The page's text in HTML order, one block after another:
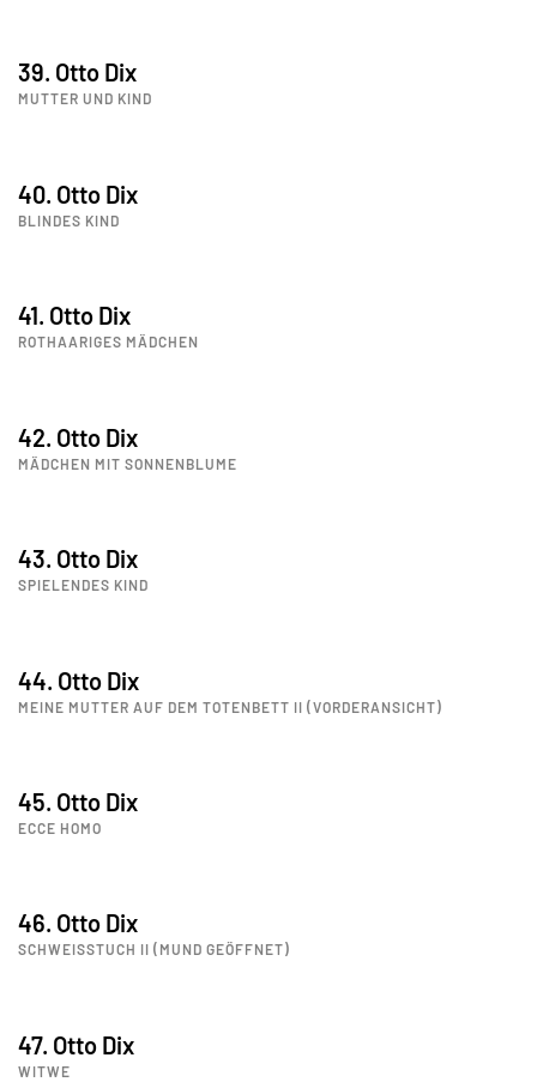
39. Otto Dix
MUTTER UND KIND
40. Otto Dix
BLINDES KIND
41. Otto Dix
ROTHAARIGES MÄDCHEN
42. Otto Dix
MÄDCHEN MIT SONNENBLUME
43. Otto Dix
SPIELENDES KIND
44. Otto Dix
MEINE MUTTER AUF DEM TOTENBETT II (VORDERANSICHT)
45. Otto Dix
ECCE HOMO
46. Otto Dix
SCHWEISSTUCH II (MUND GEÖFFNET)
47. Otto Dix
WITWE